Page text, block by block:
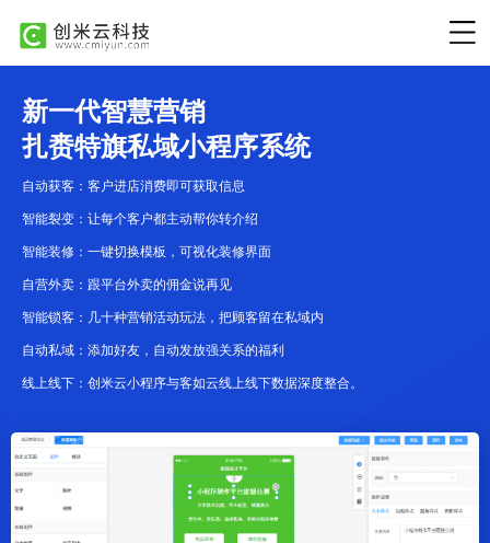
新一代智慧营销
扎赉特旗私域小程序系统
自动获客：客户进店消费即可获取信息
智能裂变：让每个客户都主动帮你转介绍
智能装修：一键切换模板，可视化装修界面
自营外卖：跟平台外卖的佣金说再见
智能锁客：几十种营销活动玩法，把顾客留在私域内
自动私域：添加好友，自动发放强关系的福利
线上线下：创米云小程序与客如云线上线下数据深度整合。